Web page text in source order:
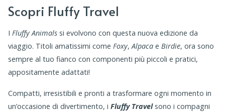
Scopri Fluffy Travel
I Fluffy Animals si evolvono con questa nuova edizione da
viaggio. Titoli amatissimi come Foxy,Alpaca e Birdie, ora sono
sempre al tuo fianco con componenti più piccoli e pratici,
appositamente adattati!
Compatti, irresistibili e pronti a trasformare ogni momento in
un’occasione di divertimento, i Fluffy Travelsono i compagni